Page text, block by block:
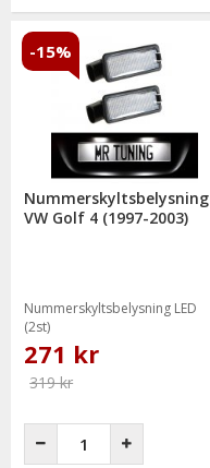
Nummerskyltsbelysning
VW Golf 4 (1997-2003)
Nummerskyltsbelysning LED
(2st)
271 kr
319 kr
-15%